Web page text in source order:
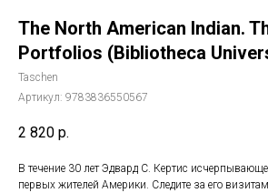
The North American Indian.
Portfolios (Bibliotheca
Taschen
Артикул: 9783836550567
2 820 р.
В течение 30 лет Эдвард С. Кертис
первых жителей Америки. Следите за его